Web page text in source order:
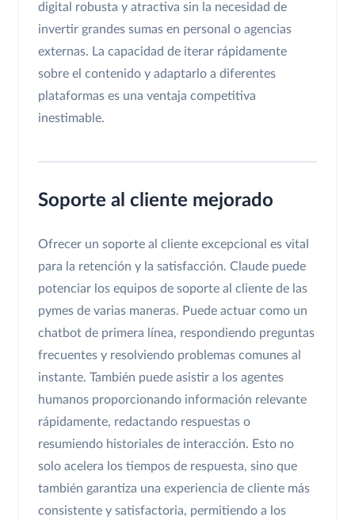
digital robusta y atractiva sin la necesidad de
invertir grandes sumas en personal o agencias
externas. La capacidad de iterar rápidamente
sobre el contenido y adaptarlo a diferentes
plataformas es una ventaja competitiva
inestimable.
Soporte al cliente mejorado
Ofrecer un soporte al cliente excepcional es vital
para la retención y la satisfacción. Claude puede
potenciar los equipos de soporte al cliente de las
pymes de varias maneras. Puede actuar como un
chatbot de primera línea, respondiendo preguntas
frecuentes y resolviendo problemas comunes al
instante. También puede asistir a los agentes
humanos proporcionando información relevante
rápidamente, redactando respuestas o
resumiendo historiales de interacción. Esto no
solo acelera los tiempos de respuesta, sino que
también garantiza una experiencia de cliente más
consistente y satisfactoria, permitiendo a los